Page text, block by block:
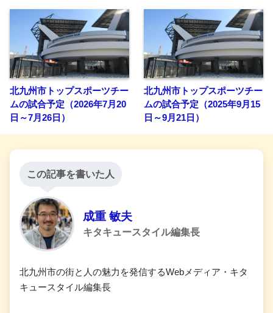
北九州市トップスポーツチー
ムの試合予定（2026年7月20
日～7月26日）
北九州市トップスポーツチー
ムの試合予定（2025年9月15
日～9月21日）
この記事を書いた人
成重 敏夫
キタキュースタイル編集長
北九州市の街と人の魅力を発信するWebメディア・キタ
キュースタイル編集長